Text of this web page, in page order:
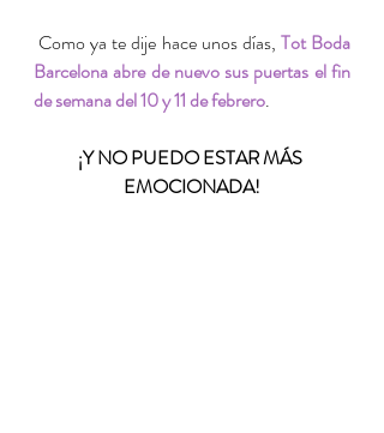
Como ya te dije hace unos días, Tot Boda
Barcelona abre de nuevo sus puertas el fin
de semana del 10 y 11 de febrero.
¡Y NO PUEDO ESTAR MÁS
EMOCIONADA!